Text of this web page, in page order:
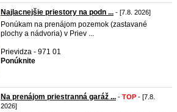
Najlacnejšie priestory na podn ... - [7.8. 2026]
Ponúkam na prenájom pozemok (zastavané
plochy a nádvoria) v Priev ...
Prievidza - 971 01
Ponúknite
Na prenájom priestranná garáž ... - TOP - [7.8.
2026]